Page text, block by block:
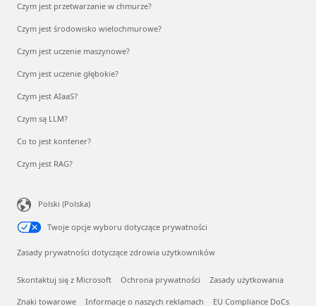
Czym jest przetwarzanie w chmurze?
Czym jest środowisko wielochmurowe?
Czym jest uczenie maszynowe?
Czym jest uczenie głębokie?
Czym jest AIaaS?
Czym są LLM?
Co to jest kontener?
Czym jest RAG?
Polski (Polska)
Twoje opcje wyboru dotyczące prywatności
Zasady prywatności dotyczące zdrowia użytkowników
Skontaktuj się z Microsoft Ochrona prywatności Zasady użytkowania
Znaki towarowe Informacje o naszych reklamach EU Compliance DoCs